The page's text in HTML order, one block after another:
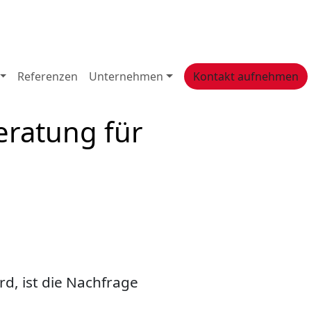
Referenzen Unternehmen Kontakt aufnehmen
für
ist die Nachfrage